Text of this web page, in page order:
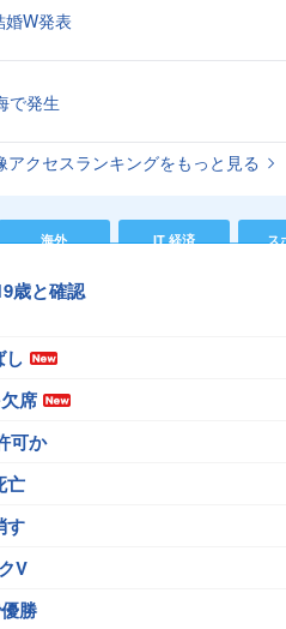
W発表
で発生
アクセスランキングをもっと見る
海外 IT 経済 ス
歳と確認
し
席
可か
亡
す
V
勝